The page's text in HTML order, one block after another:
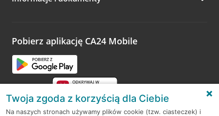
opinie.
Pobierz aplikację CA24 Mobile
Twoja zgoda z korzyścią dla Ciebie
Na naszych stronach używamy plików cookie (tzw. ciasteczek) i